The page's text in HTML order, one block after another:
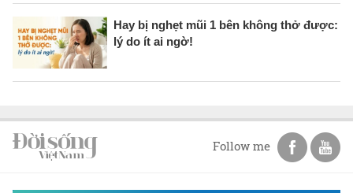
Hay bị nghẹt mũi 1 bên không thở được:
lý do ít ai ngờ!
Follow me